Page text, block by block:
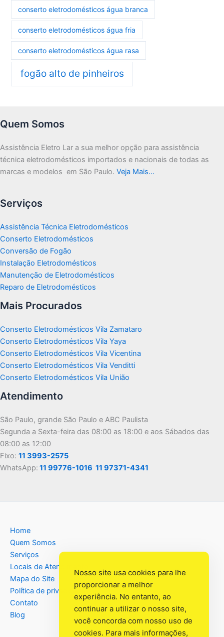
conserto eletrodomésticos água branca
conserto eletrodomésticos água fria
conserto eletrodomésticos água rasa
fogão alto de pinheiros
Quem Somos
Assistência Eletro Lar a sua melhor opção para assistência
técnica eletrodomésticos importados e nacionais de todas as
marcas e modelos em São Paulo. Veja Mais…
Serviços
Assistência Técnica Eletrodomésticos
Conserto Eletrodomésticos
Conversão de Fogão
Instalação Eletrodomésticos
Manutenção de Eletrodomésticos
Reparo de Eletrodomésticos
Mais Procurados
Conserto Eletrodomésticos Vila Zamataro
Conserto Eletrodomésticos Vila Yaya
Conserto Eletrodomésticos Vila Vicentina
Conserto Eletrodomésticos Vila Venditti
Conserto Eletrodomésticos Vila União
Atendimento
São Paulo, grande São Paulo e ABC Paulista
Segunda a Sexta-feira das 08:00 as 18:00 e aos Sábados das
08:00 as 12:00
Fixo: 11 3993-2575
WhatsApp: 11 99776-1016 11 97371-4341
Home
Quem Somos
Serviços
Locais de Atendimento
Mapa do Site
Política de privacidade
Contato
Blog
Nosso site usa cookies para lhe
proporcionar a melhor
experiência. No entanto, ao
continuar a utilizar o nosso site,
você concorda com nosso uso de
cookies. Para mais informações,